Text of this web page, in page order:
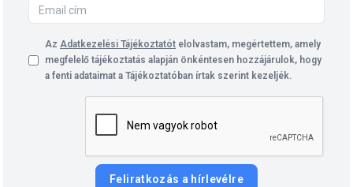
Az Adatkezelési Tájékoztatót elolvastam, megértettem, amely
megfelelő tájékoztatás alapján önkéntesen hozzájárulok, hogy
a fenti adataimat a Tájékoztatóban írtak szerint kezeljék.
Feliratkozás a hírlevélre